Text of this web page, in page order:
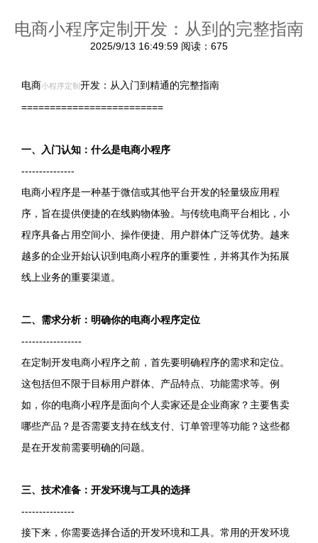
电商小程序定制开发：从到的完整指南
2025/9/13 16:49:59 阅读：675
电商小程序定制 开发：从入门到精通的完整指南
=========================
一、入门认知：什么是电商小程序
---------------
电商小程序是一种基于微信或其他平台开发的轻量级应用程
序，旨在提供便捷的在线购物体验。与传统电商平台相比，小
程序具备占用空间小、操作便捷、用户群体广泛等优势。越来
越多的企业开始认识到电商小程序的重要性，并将其作为拓展
线上业务的重要渠道。
二、需求分析：明确你的电商小程序定位
-----------------
在定制开发电商小程序之前，首先要明确程序的需求和定位。
这包括但不限于目标用户群体、产品特点、功能需求等。例
如，你的电商小程序是面向个人卖家还是企业商家？主要售卖
哪些产品？是否需要支持在线支付、订单管理等功能？这些都
是在开发前需要明确的问题。
三、技术准备：开发环境与工具的选择
---------------
接下来，你需要选择合适的开发环境和工具。常用的开发环境